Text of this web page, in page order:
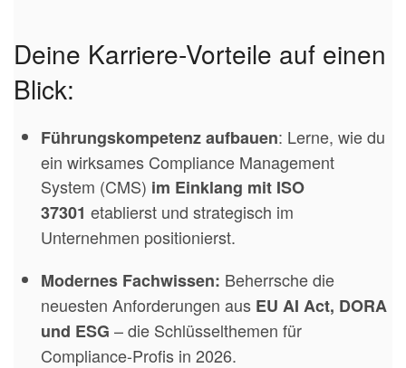
Deine Karriere-Vorteile auf einen
Blick:
Führungskompetenz aufbauen: Lerne, wie du
ein wirksames Compliance Management
System (CMS) im Einklang mit ISO
37301 etablierst und strategisch im
Unternehmen positionierst.
Modernes Fachwissen: Beherrsche die
neuesten Anforderungen aus EU AI Act, DORA
und ESG – die Schlüsselthemen für
Compliance-Profis in 2026.